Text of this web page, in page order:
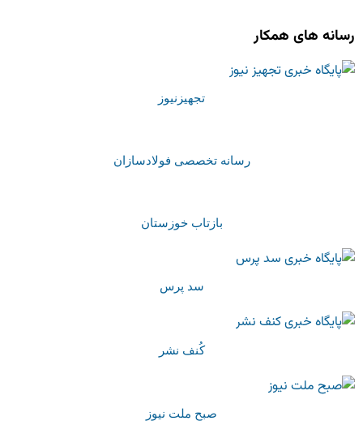
رسانه های همکار
تجهیزنیوز
رسانه تخصصی فولادسازان
بازتاب خوزستان
سد پرس
کُنف نشر
صبح ملت نیوز